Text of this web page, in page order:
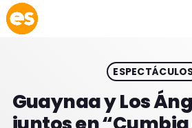
play_arrow EMISIÓN LA PAZ
Guaynaa y Los